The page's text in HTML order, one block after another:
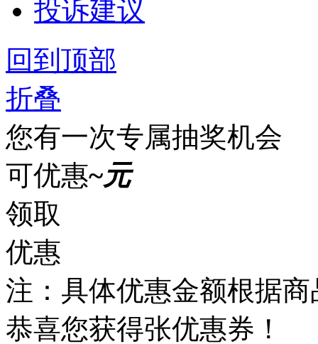
投诉建议
回到顶部
折叠
您有一次专属抽奖机会
可优惠~元
领取
优惠
注：具体优惠金额根据
恭喜您获得张优惠券！